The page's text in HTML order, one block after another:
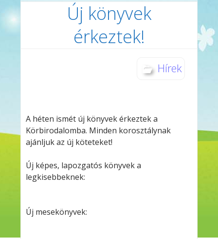
Új könyvek
érkeztek!
Hírek
A héten ismét új könyvek érkeztek a
Körbirodalomba. Minden korosztálynak
ajánljuk az új köteteket!
Új képes, lapozgatós könyvek a
legkisebbeknek:
Új mesekönyvek: